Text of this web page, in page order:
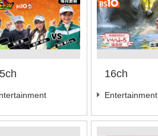
16ch
Entertainment